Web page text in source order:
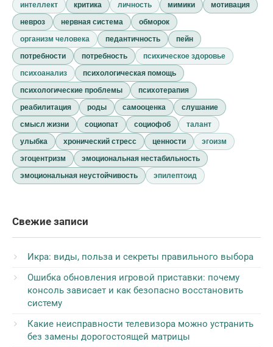
интеллект
критика личность мимики
мотивация
невроз
нервная система
обморок
организм человека
педантичность
пейн
потребности
потребность
психическое здоровье
психоанализ
психологическая помощь
психологические проблемы
психотерапия
реабилитация
роды самооценка
слушание
смысл жизни
социопат социофоб
талант
улыбка
хронический стресс ценности
эгоизм
эгоцентризм
эмоциональная нестабильность
эмоциональная неустойчивость
эпилептоид
Свежие записи
Икра: виды, польза и секреты правильного выбора
Ошибка обновления игровой приставки: почему
консоль зависает и как безопасно восстановить
систему
Какие неисправности телевизора можно устранить
без замены дорогостоящей матрицы